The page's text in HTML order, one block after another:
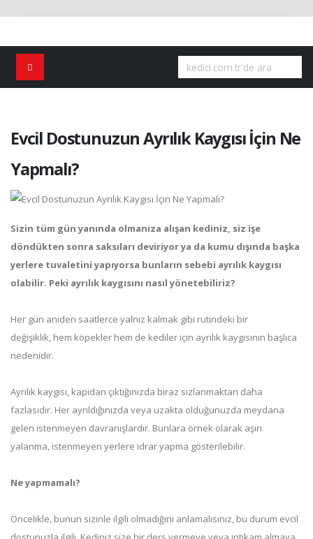
Evcil Dostunuzun Ayrılık Kaygısı İçin Ne
Yapmalı?
Sizin tüm gün yanında olmanıza alışan kediniz, siz işe
döndükten sonra saksıları deviriyor ya da kumu dışında başka
yerlere tuvaletini yapıyorsa bunların sebebi ayrılık kaygısı
olabilir. Peki ayrılık kaygısını nasıl yönetebiliriz?
Her gün aniden saatlerce yalnız kalmak gibi rutindeki bir
değişiklik, hem köpekler hem de kediler için ayrılık kaygısının başlıca
nedenidir.
Ayrılık kaygısı, kapıdan çıktığınızda biraz sızlanmaktan daha
fazlasıdır. Her ayrıldığınızda veya uzakta olduğunuzda meydana
gelen istenmeyen davranışlardır. Bunlara örnek olarak aşırı
yalanma, istenmeyen yerlere idrar yapma gösterilebilir.
Ne yapmamalı?
Öncelikle, bunun sizinle ilgili olmadığını anlamalısınız, bu durum evcil